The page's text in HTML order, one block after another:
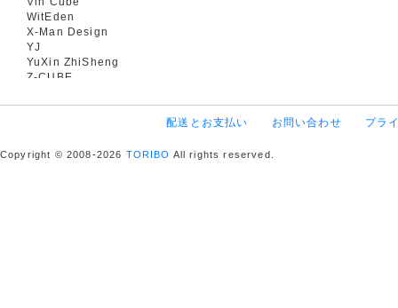
WitEden
X-Man Design
YJ
YuXin ZhiSheng
Z-CUBE
配送とお支払い お問い合わせ プラ
Copyright © 2008-2026 TORIBO All rights reserved.